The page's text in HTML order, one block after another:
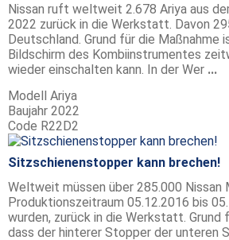
Nissan ruft weltweit 2.678 Ariya aus
2022 zurück in die Werkstatt. Davon
Deutschland. Grund für die Maßnahme
Bildschirm des Kombiinstrumentes
wieder einschalten kann. In der Wer ...
Modell Ariya
Baujahr 2022
Code R22D2
Sitzschienenstopper kann brechen!
Weltweit müssen über 285.000 Nissan
Produktionszeitraum 05.12.2016 bis
wurden, zurück in die Werkstatt. Grund
dass der hinterer Stopper der unteren